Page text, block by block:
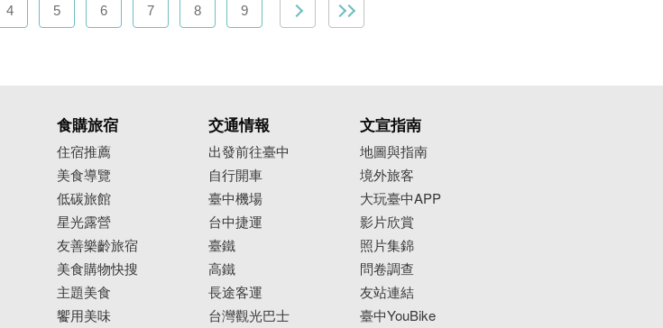
4 5 6 7 8 9
食購旅宿
住宿推薦
美食導覽
低碳旅館
星光露營
友善樂齡旅宿
美食購物快搜
主題美食
饗用美味
交通情報
出發前往臺中
自行開車
臺中機場
台中捷運
臺鐵
高鐵
長途客運
台灣觀光巴士
文宣指南
地圖與指南
境外旅客
大玩臺中APP
影片欣賞
照片集錦
問卷調查
友站連結
臺中YouBike